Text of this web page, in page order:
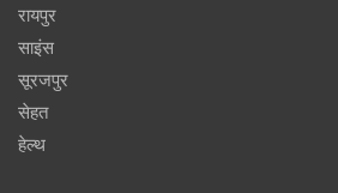
रायपुर
साइंस
सूरजपुर
सेहत
हेल्थ